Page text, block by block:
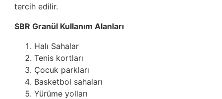
tercih edilir.
SBR Granül Kullanım Alanları
Halı Sahalar
Tenis kortları
Çocuk parkları
Basketbol sahaları
Yürüme yolları